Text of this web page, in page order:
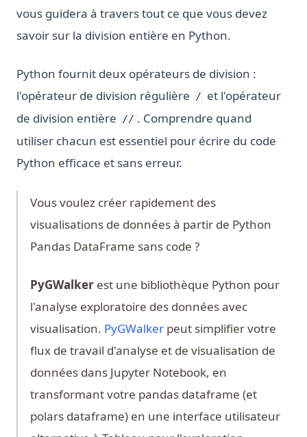
vous guidera à travers tout ce que vous devez
savoir sur la division entière en Python.
Python fournit deux opérateurs de division :
l'opérateur de division régulière / et l'opérateur
de division entière // . Comprendre quand
utiliser chacun est essentiel pour écrire du code
Python efficace et sans erreur.
Vous voulez créer rapidement des
visualisations de données à partir de Python
Pandas DataFrame sans code ?
PyGWalkerest une bibliothèque Python pour
l'analyse exploratoire des données avec
visualisation. PyGWalker(opens in a new tab)
peut simplifier votre
flux de travail d'analyse et de visualisation de
données dans Jupyter Notebook, en
transformant votre pandas dataframe (et
polars dataframe) en une interface utilisateur